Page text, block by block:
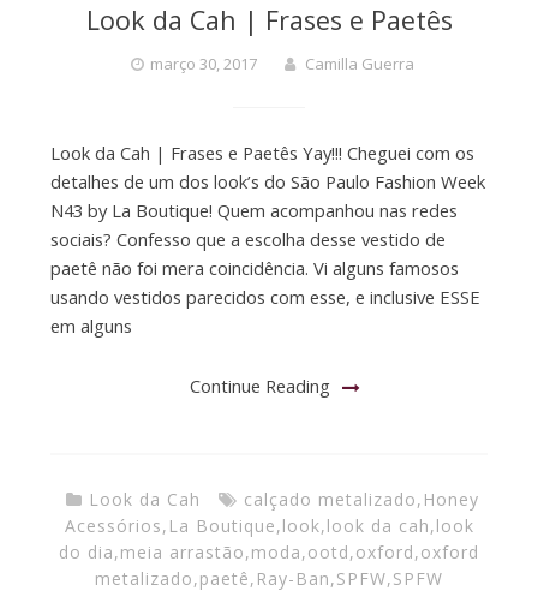
Look da Cah | Frases e Paetês
março 30, 2017 Camilla Guerra
Look da Cah | Frases e Paetês Yay!!! Cheguei com os
detalhes de um dos look’s do São Paulo Fashion Week
N43 by La Boutique! Quem acompanhou nas redes
sociais? Confesso que a escolha desse vestido de
paetê não foi mera coincidência. Vi alguns famosos
usando vestidos parecidos com esse, e inclusive ESSE
em alguns
Continue Reading
Look da Cah calçado metalizado, Honey
Acessórios, La Boutique,look,look da cah,look
do dia,meia arrastão,moda,ootd,oxford,oxford
metalizado,paetê, Ray-Ban,SPFW,SPFW